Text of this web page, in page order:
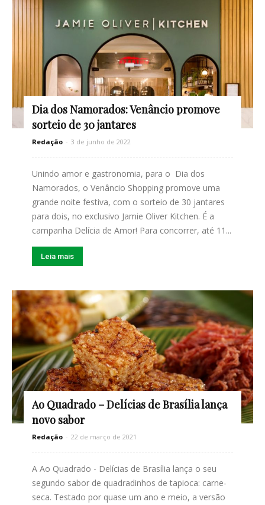
Dia dos Namorados: Venâncio promove
sorteio de 30 jantares
Redação - 3 de junho de 2022
Unindo amor e gastronomia, para o Dia dos
Namorados, o Venâncio Shopping promove uma
grande noite festiva, com o sorteio de 30 jantares
para dois, no exclusivo Jamie Oliver Kitchen. É a
campanha Delícia de Amor! Para concorrer, até 11...
Leia mais
Ao Quadrado – Delícias de Brasília lança
novo sabor
Redação - 22 de março de 2021
A Ao Quadrado - Delícias de Brasília lança o seu
segundo sabor de quadradinhos de tapioca: carne-
seca. Testado por quase um ano e meio, a versão